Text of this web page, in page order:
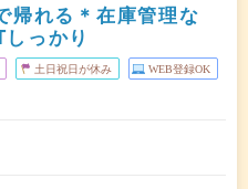
帰れる＊在庫管理な
っかり
土日祝日が休み WEB登録OK